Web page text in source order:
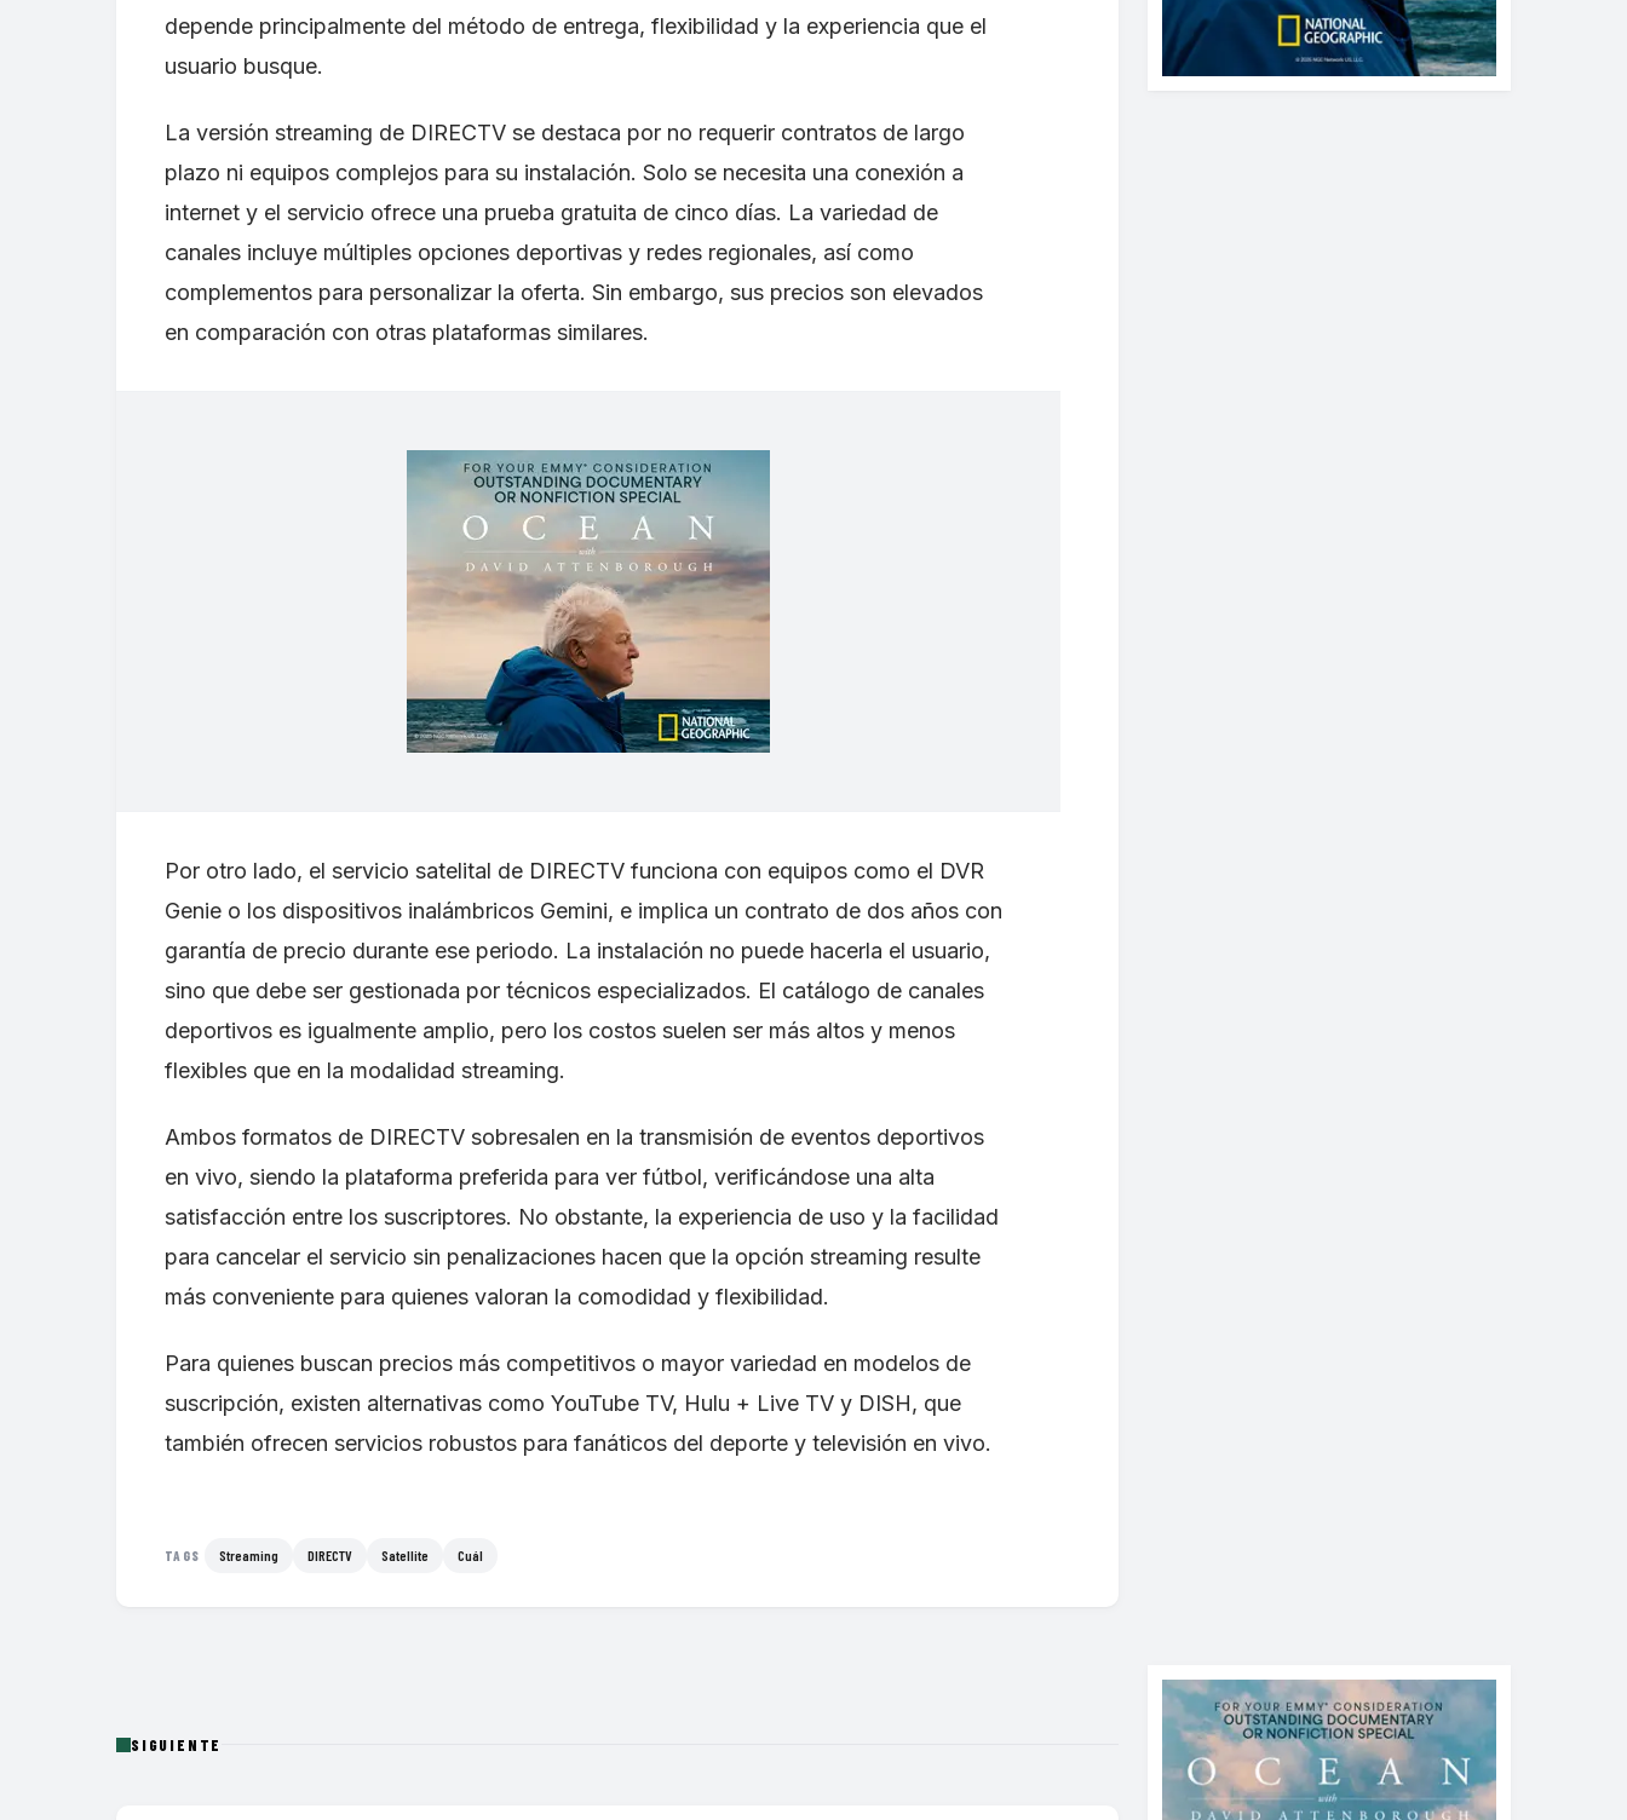
depende principalmente del método de entrega, flexibilidad y la experiencia que el
usuario busque.
La versión streaming de DIRECTV se destaca por no requerir contratos de largo
plazo ni equipos complejos para su instalación. Solo se necesita una conexión a
internet y el servicio ofrece una prueba gratuita de cinco días. La variedad de
canales incluye múltiples opciones deportivas y redes regionales, así como
complementos para personalizar la oferta. Sin embargo, sus precios son elevados
en comparación con otras plataformas similares.
Por otro lado, el servicio satelital de DIRECTV funciona con equipos como el DVR
Genie o los dispositivos inalámbricos Gemini, e implica un contrato de dos años con
garantía de precio durante ese periodo. La instalación no puede hacerla el usuario,
sino que debe ser gestionada por técnicos especializados. El catálogo de canales
deportivos es igualmente amplio, pero los costos suelen ser más altos y menos
flexibles que en la modalidad streaming.
Ambos formatos de DIRECTV sobresalen en la transmisión de eventos deportivos
en vivo, siendo la plataforma preferida para ver fútbol, verificándose una alta
satisfacción entre los suscriptores. No obstante, la experiencia de uso y la facilidad
para cancelar el servicio sin penalizaciones hacen que la opción streaming resulte
más conveniente para quienes valoran la comodidad y flexibilidad.
Para quienes buscan precios más competitivos o mayor variedad en modelos de
suscripción, existen alternativas como YouTube TV, Hulu + Live TV y DISH, que
también ofrecen servicios robustos para fanáticos del deporte y televisión en vivo.
TAGS Streaming DIRECTV Satellite Cuál
SIGUIENTE